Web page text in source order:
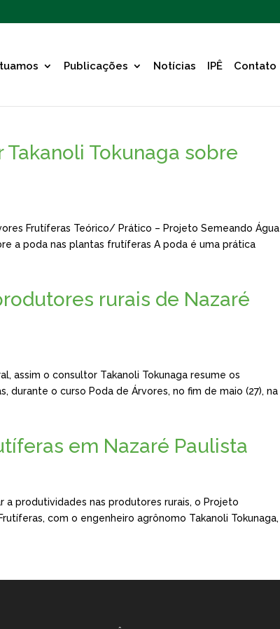
Publicações Notícias IPÊ Contato
Tokunaga sobre
Frutíferas Teórico/ Prático – Projeto Semeando Água
a poda nas plantas frutíferas A poda é uma prática
rurais de Nazaré
assim o consultor Takanoli Tokunaga resume os
o curso Poda de Árvores, no fim de maio (27), na
em Nazaré Paulista
produtividades nas produtores rurais, o Projeto
com o engenheiro agrônomo Takanoli Tokunaga,